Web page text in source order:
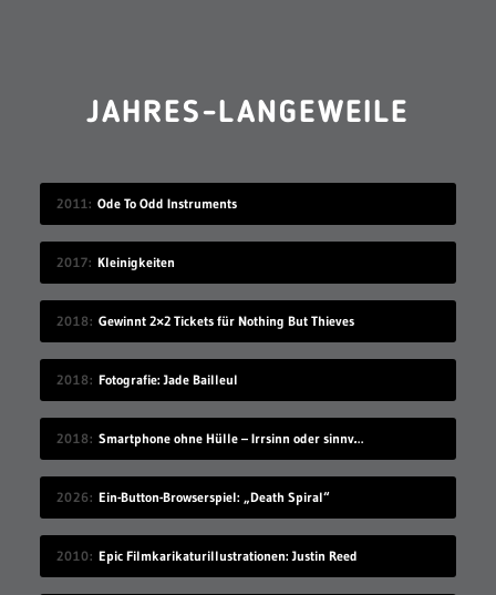
JAHRES-LANGEWEILE
2011 Ode To Odd Instruments
2017 Kleinigkeiten
2018 Gewinnt 2×2 Tickets für Nothing But Thieves
2018 Fotografie: Jade Bailleul
2018 Smartphone ohne Hülle – Irrsinn oder sinnvoll?
2026 Ein-Button-Browserspiel: „Death Spiral“
2010 Epic Filmkarikaturillustrationen: Justin Reed